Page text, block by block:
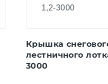
Крышка
лестничного
3000